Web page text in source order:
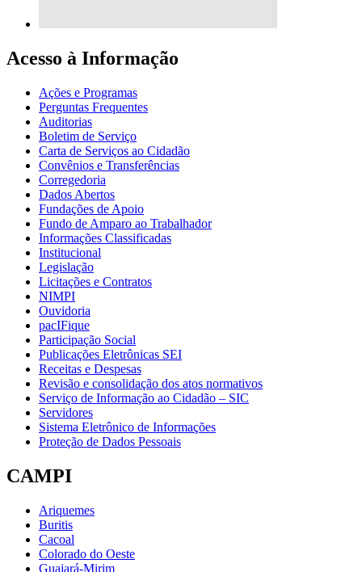
Acesso à Informação
Ações e Programas
Perguntas Frequentes
Auditorias
Boletim de Serviço
Carta de Serviços ao Cidadão
Convênios e Transferências
Corregedoria
Dados Abertos
Fundações de Apoio
Fundo de Amparo ao Trabalhador
Informações Classificadas
Institucional
Legislação
Licitações e Contratos
NIMPI
Ouvidoria
pacIFique
Participação Social
Publicações Eletrônicas SEI
Receitas e Despesas
Revisão e consolidação dos atos normativos
Serviço de Informação ao Cidadão – SIC
Servidores
Sistema Eletrônico de Informações
Proteção de Dados Pessoais
CAMPI
Ariquemes
Buritis
Cacoal
Colorado do Oeste
Guajará-Mirim